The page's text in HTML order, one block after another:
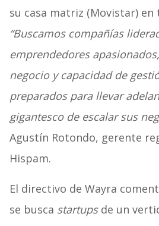
su casa matriz (Movistar) en
“Buscamos compañías
emprendedores
negocio y capacidad de
preparados para llevar
gigantesco de escalar sus
Agustín Rotondo, gerente
Hispam.
El directivo de Wayra
se busca startupsde un